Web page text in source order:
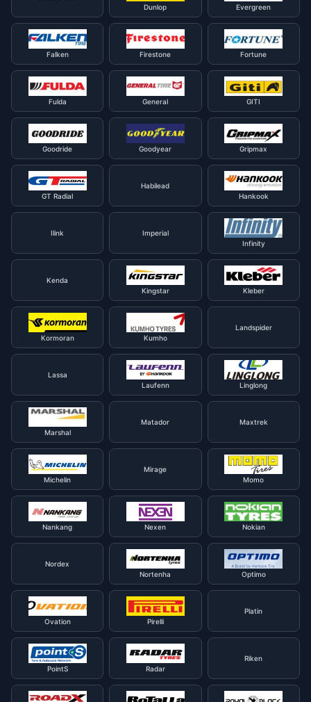
Dunlop
Evergreen
Falken Firestone Fortune
Fulda General GITI
Goodride Goodyear Gripmax
GT Radial
Habilead
Hankook
Ilink
Imperial
Infinity
Kenda
Kingstar
Kleber
Kormoran Kumho
Landspider
Lassa
Laufenn
Linglong
Marshal
Matador Maxtrek
Michelin
Mirage
Momo
Nankang Nexen Nokian
Nordex
Nortenha
Optimo
Ovation Pirelli
Platin
PointS Radar
Riken